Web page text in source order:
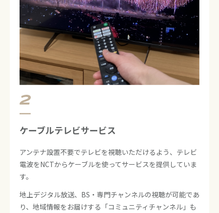
ケーブルテレビサービス
アンテナ設置不要でテレビを視聴いただけるよう、テレビ
電波をNCTからケーブルを使ってサービスを提供していま
す。
地上デジタル放送、BS・専門チャンネルの視聴が可能であ
り、地域情報をお届けする「コミュニティチャンネル」も